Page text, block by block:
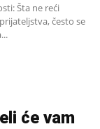
Šta ne reći
često se
će vam